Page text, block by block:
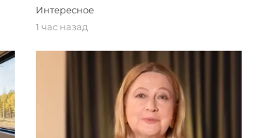
Интересное
1 час назад